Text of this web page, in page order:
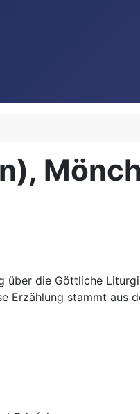
über die Göttliche
Erzählung stammt aus